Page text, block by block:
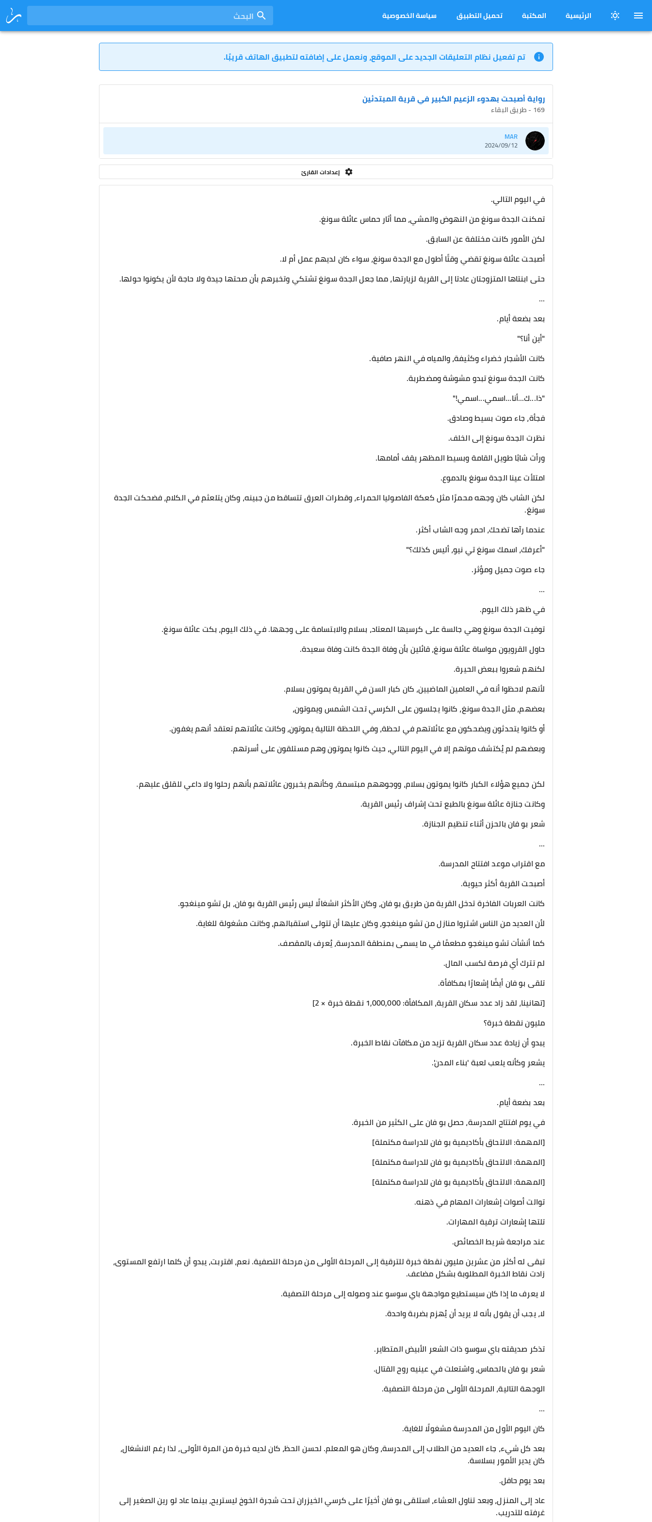
الرئيسية المكتبة تحميل التطبيق سياسة الخصوصية البحث
تم تفعيل نظام التعليقات الجديد على الموقع، ونعمل على إضافته لتطبيق الهاتف قريبًا.
رواية أصبحت بهدوء الزعيم الكبير في قرية المبتدئين
169 - طريق البقاء
MAR
2024/09/12
إعدادات القارئ
في اليوم التالي.
تمكنت الجدة سونغ من النهوض والمشي، مما أثار حماس عائلة سونغ.
لكن الأمور كانت مختلفة عن السابق.
أصبحت عائلة سونغ تقضي وقتًا أطول مع الجدة سونغ، سواء كان لديهم عمل أم لا.
حتى ابنتاها المتزوجتان عادتا إلى القرية لزيارتها، مما جعل الجدة سونغ تشتكي وتخبرهم بأن صحتها جيدة ولا حاجة لأن يكونوا حولها.
...
بعد بضعة أيام.
"أين أنا؟"
كانت الأشجار خضراء وكثيفة، والمياه في النهر صافية.
كانت الجدة سونغ تبدو مشوشة ومضطربة.
"ذا...ك...أنا...اسمي...اسمي!"
فجأة، جاء صوت بسيط وصادق.
نظرت الجدة سونغ إلى الخلف.
ورأت شابًا طويل القامة وبسيط المظهر يقف أمامها.
امتلأت عينا الجدة سونغ بالدموع.
لكن الشاب كان وجهه محمرًا مثل كعكة الفاصوليا الحمراء، وقطرات العرق تتساقط من جبينه، وكان يتلعثم في الكلام، فضحكت الجدة
سونغ.
عندما رآها تضحك، احمر وجه الشاب أكثر.
"أعرفك، اسمك سونغ تي نيو، أليس كذلك؟"
جاء صوت جميل ومؤثر.
...
في ظهر ذلك اليوم.
توفيت الجدة سونغ وهي جالسة على كرسيها المعتاد، بسلام والابتسامة على وجهها. في ذلك اليوم، بكت عائلة سونغ.
حاول القرويون مواساة عائلة سونغ، قائلين بأن وفاة الجدة كانت وفاة سعيدة.
لكنهم شعروا ببعض الحيرة.
لأنهم لاحظوا أنه في العامين الماضيين، كان كبار السن في القرية يموتون بسلام.
بعضهم، مثل الجدة سونغ، كانوا يجلسون على الكرسي تحت الشمس ويموتون،
أو كانوا يتحدثون ويضحكون مع عائلاتهم في لحظة، وفي اللحظة التالية يموتون، وكانت عائلاتهم تعتقد أنهم يغفون.
وبعضهم لم يُكتشف موتهم إلا في اليوم التالي، حيث كانوا يموتون وهم مستلقون على أسرتهم.
لكن جميع هؤلاء الكبار كانوا يموتون بسلام، ووجوههم مبتسمة، وكأنهم يخبرون عائلاتهم بأنهم رحلوا ولا داعي للقلق عليهم.
وكانت جنازة عائلة سونغ بالطبع تحت إشراف رئيس القرية.
شعر بو فان بالحزن أثناء تنظيم الجنازة.
...
مع اقتراب موعد افتتاح المدرسة.
أصبحت القرية أكثر حيوية.
كانت العربات الفاخرة تدخل القرية من طريق بو فان، وكان الأكثر انشغالًا ليس رئيس القرية بو فان، بل تشو مينغجو.
لأن العديد من الناس اشتروا منازل من تشو مينغجو، وكان عليها أن تتولى استقبالهم، وكانت مشغولة للغاية.
كما أنشأت تشو مينغجو مطعمًا في ما يسمى بمنطقة المدرسة، يُعرف بالمقصف.
لم تترك أي فرصة لكسب المال.
تلقى بو فان أيضًا إشعارًا بمكافأة.
[تهانينا، لقد زاد عدد سكان القرية، المكافأة: 1,000,000 نقطة خبرة × 2]
مليون نقطة خبرة؟
يبدو أن زيادة عدد سكان القرية تزيد من مكافآت نقاط الخبرة.
يشعر وكأنه يلعب لعبة 'بناء المدن'.
...
بعد بضعة أيام.
في يوم افتتاح المدرسة، حصل بو فان على الكثير من الخبرة.
[المهمة: الالتحاق بأكاديمية بو فان للدراسة مكتملة]
[المهمة: الالتحاق بأكاديمية بو فان للدراسة مكتملة]
[المهمة: الالتحاق بأكاديمية بو فان للدراسة مكتملة]
توالت أصوات إشعارات المهام في ذهنه.
تلتها إشعارات ترقية المهارات.
عند مراجعة شريط الخصائص.
تبقى له أكثر من عشرين مليون نقطة خبرة للترقية إلى المرحلة الأولى من مرحلة التصفية. نعم، اقتربت، يبدو أن كلما ارتفع المستوى،
زادت نقاط الخبرة المطلوبة بشكل مضاعف.
لا يعرف ما إذا كان سيستطيع مواجهة باي سوسو عند وصوله إلى مرحلة التصفية.
لا، يجب أن يقول بأنه لا يريد أن يُهزم بضربة واحدة.
تذكر صديقته باي سوسو ذات الشعر الأبيض المتطاير.
شعر بو فان بالحماس، واشتعلت في عينيه روح القتال.
الوجهة التالية، المرحلة الأولى من مرحلة التصفية.
...
كان اليوم الأول من المدرسة مشغولًا للغاية.
بعد كل شيء، جاء العديد من الطلاب إلى المدرسة، وكان هو المعلم. لحسن الحظ، كان لديه خبرة من المرة الأولى، لذا رغم الانشغال،
كان يدير الأمور بسلاسة.
بعد يوم حافل.
عاد إلى المنزل، وبعد تناول العشاء، استلقى بو فان أخيرًا على كرسي الخيزران تحت شجرة الخوخ ليستريح، بينما عاد لو رين الصغير إلى
غرفته للتدريب.